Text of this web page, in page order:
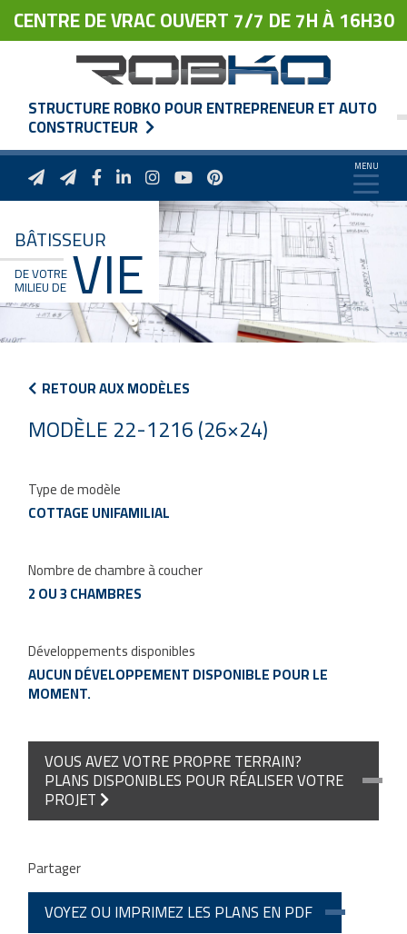
CENTRE DE VRAC OUVERT 7/7 DE 7H À 16H30
STRUCTURE ROBKO POUR ENTREPRENEUR ET AUTO
CONSTRUCTEUR
BÂTISSEUR
DE VOTRE
MILIEU DE VIE
RETOUR AUX MODÈLES
MODÈLE 22-1216 (26×24)
Type de modèle
COTTAGE UNIFAMILIAL
Nombre de chambre à coucher
2 OU 3 CHAMBRES
Développements disponibles
AUCUN DÉVELOPPEMENT DISPONIBLE POUR LE
MOMENT.
VOUS AVEZ VOTRE PROPRE TERRAIN?
PLANS DISPONIBLES POUR RÉALISER VOTRE
PROJET
Partager
VOYEZ OU IMPRIMEZ LES PLANS EN PDF